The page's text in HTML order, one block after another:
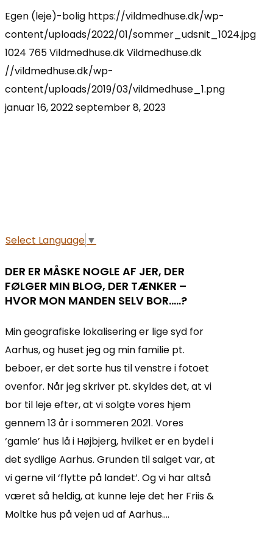
Egen (leje)-bolig https://vildmedhuse.dk/wp-
content/uploads/2022/01/sommer_udsnit_1024.jpg
1024 765Vildmedhuse.dkVildmedhuse.dk
//vildmedhuse.dk/wp-
content/uploads/2019/03/vildmedhuse_1.png
januar 16, 2022september 8, 2023
Select Language ▼
DER ER MÅSKE NOGLE AF JER, DER
FØLGER MIN BLOG, DER TÆNKER –
HVOR MON MANDEN SELV BOR…..?
Min geografiske lokalisering er lige syd for
Aarhus, og huset jeg og min familie pt.
beboer, er det sorte hus til venstre i fotoet
ovenfor. Når jeg skriver pt. skyldes det, at vi
bor til leje efter, at vi solgte vores hjem
gennem 13 år i sommeren 2021. Vores
‘gamle’ hus lå i Højbjerg, hvilket er en bydel i
det sydlige Aarhus. Grunden til salget var, at
vi gerne vil ‘flytte på landet’. Og vi har altså
været så heldig, at kunne leje det her Friis &
Moltke hus på vejen ud af Aarhus….